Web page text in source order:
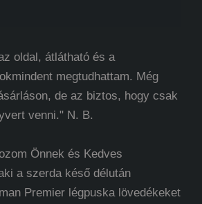
oldal, átlátható és a
megtudhattam. Még
de az biztos, hogy csak
venni." N. B.
Önnek és Kedves
a szerda késő délután
Premier légpuska lövedékeket